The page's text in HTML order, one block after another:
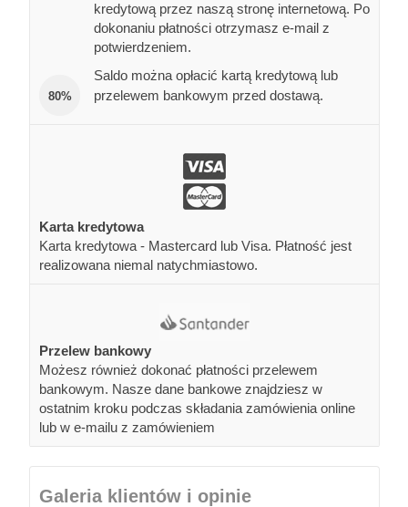
kredytową przez naszą stronę internetową. Po
dokonaniu płatności otrzymasz e-mail z
potwierdzeniem.
80%
Saldo można opłacić kartą kredytową lub
przelewem bankowym przed dostawą.
Karta kredytowa
Karta kredytowa - Mastercard lub Visa. Płatność jest
realizowana niemal natychmiastowo.
Przelew bankowy
Możesz również dokonać płatności przelewem
bankowym. Nasze dane bankowe znajdziesz w
ostatnim kroku podczas składania zamówienia online
lub w e-mailu z zamówieniem
Galeria klientów i opinie